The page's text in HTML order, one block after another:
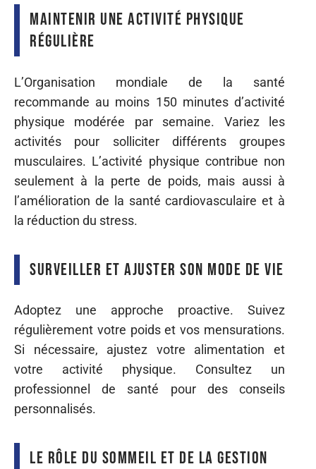
Maintenir une activité physique
régulière
L’Organisation mondiale de la santé
recommande au moins 150 minutes d’activité
physique modérée par semaine. Variez les
activités pour solliciter différents groupes
musculaires. L’activité physique contribue non
seulement à la perte de poids, mais aussi à
l’amélioration de la santé cardiovasculaire et à
la réduction du stress.
Surveiller et ajuster son mode de vie
Adoptez une approche proactive. Suivez
régulièrement votre poids et vos mensurations.
Si nécessaire, ajustez votre alimentation et
votre activité physique. Consultez un
professionnel de santé pour des conseils
personnalisés.
Le rôle du sommeil et de la gestion